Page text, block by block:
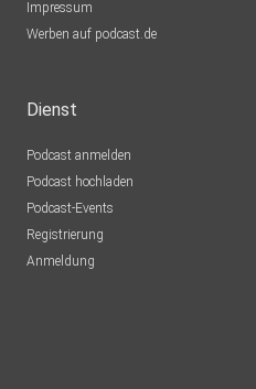
Impressum
Werben auf podcast.de
Dienst
Podcast anmelden
Podcast hochladen
Podcast-Events
Registrierung
Anmeldung